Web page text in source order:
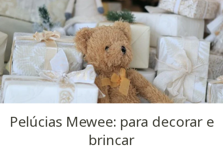
Pelúcias Mewee: para decorar e
brincar